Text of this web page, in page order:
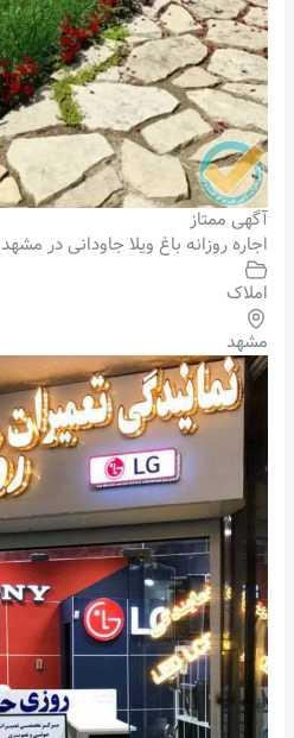
آگهی ممتاز
اجاره روزانه باغ ویلا جاودانی در مشهد
املاک
مشهد